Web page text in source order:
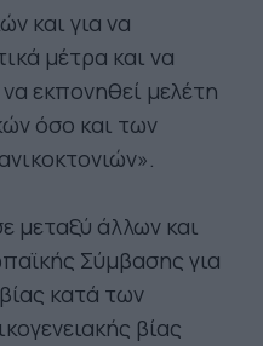
και για να
μέτρα και να
εκπονηθεί μελέτη
όσο και των
μεταξύ άλλων και
Σύμβασης για
κατά των
βίας